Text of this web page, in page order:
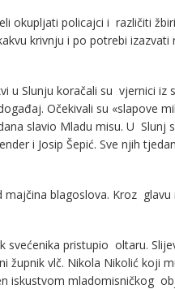
okupljati policajci i različiti
krivnju i po potrebi izazvati
u Slunju koračali su vjernici iz
Očekivali su «slapove
slavio Mladu misu. U Slunj
i Josip Šepić. Sve njih
blagoslova. Kroz
pristupio oltaru.
župnik vlč. Nikola Nikolić koji
iskustvom mladomisničkog